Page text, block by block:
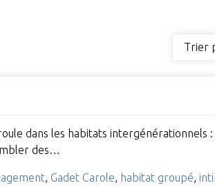
Trier
dans les habitats intergénérationnels
des…
, Gadet Carole habitat groupé